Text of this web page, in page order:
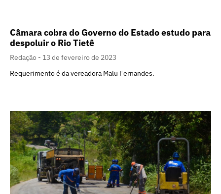
Câmara cobra do Governo do Estado estudo para
despoluir o Rio Tietê
Redação
13 de fevereiro de 2023
Requerimento é da vereadora Malu Fernandes.